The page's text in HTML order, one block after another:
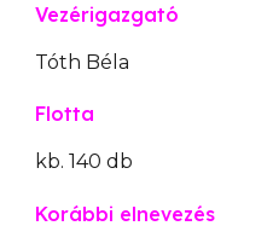
Vezérigazgató
Tóth Béla
Flotta
kb.140 db
Korábbi elnevezés